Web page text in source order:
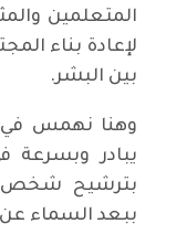
المتعلمين
لإعادة بناء
بين البشر.
وهنا نهمس في
يبادر
بترشيح شخص
ببعد السماء